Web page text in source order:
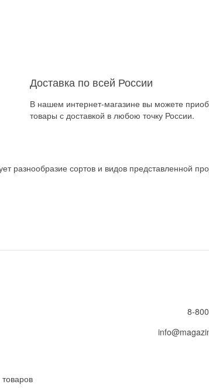
Доставка по всей России
В нашем интернет-магазине вы можете
товары с доставкой в любою точку России.
сортов и видов представленной
8-